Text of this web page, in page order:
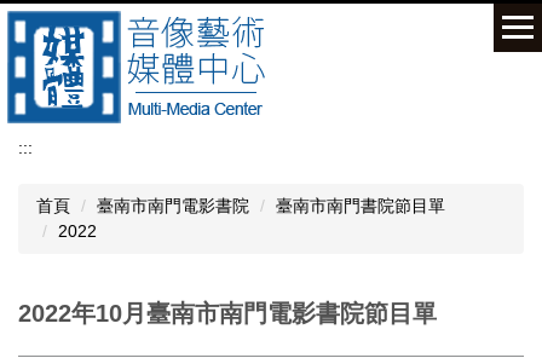
跳
到
要
內
容
:::
首頁 臺南市南門電影書院
臺南市南門書院節目單
2022
2022年10月臺南市南門電影書院節目單